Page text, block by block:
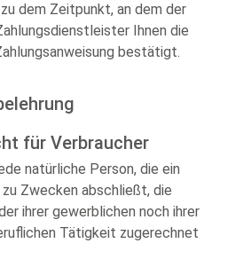
dem Zeitpunkt, an dem der
Ihnen die
bestätigt.
für Verbraucher
natürliche Person, die ein
Zwecken abschließt, die
ihrer gewerblichen noch ihrer
Tätigkeit zugerechnet